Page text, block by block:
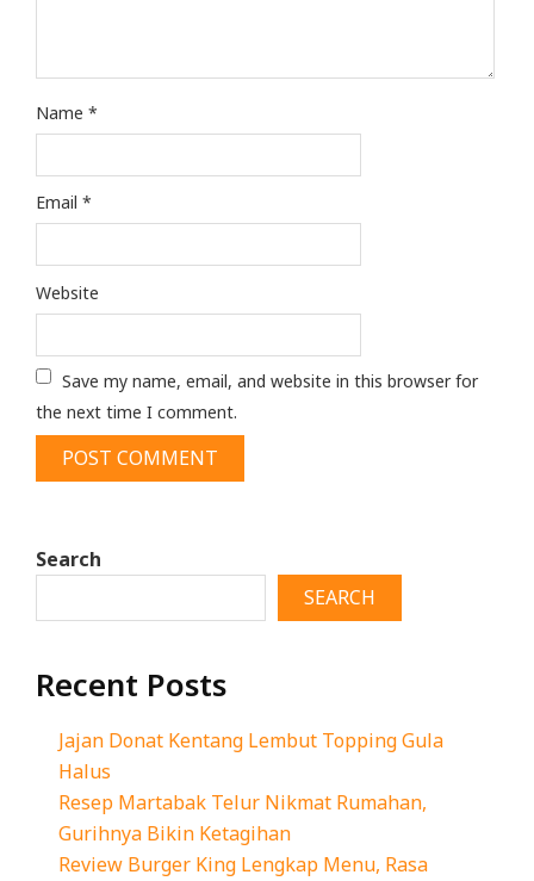
Name *
Email *
Website
Save my name, email, and website in this browser for
the next time I comment.
Search
SEARCH
Recent Posts
Jajan Donat Kentang Lembut Topping Gula
Halus
Resep Martabak Telur Nikmat Rumahan,
Gurihnya Bikin Ketagihan
Review Burger King Lengkap Menu, Rasa